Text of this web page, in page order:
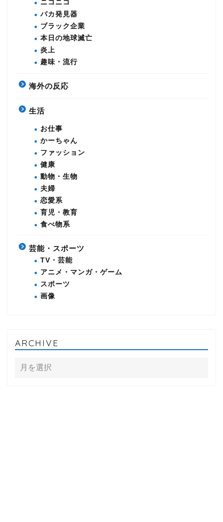
ニコニコ
バカ発見器
ブラック企業
本日の地球滅亡
炎上
趣味・流行
海外の反応
生活
お仕事
かーちゃん
ファッション
健康
動物・生物
夫婦
恋愛系
育児・教育
食べ物系
芸能・スポーツ
TV・芸能
アニメ・マンガ・ゲーム
スポーツ
画像
ARCHIVE